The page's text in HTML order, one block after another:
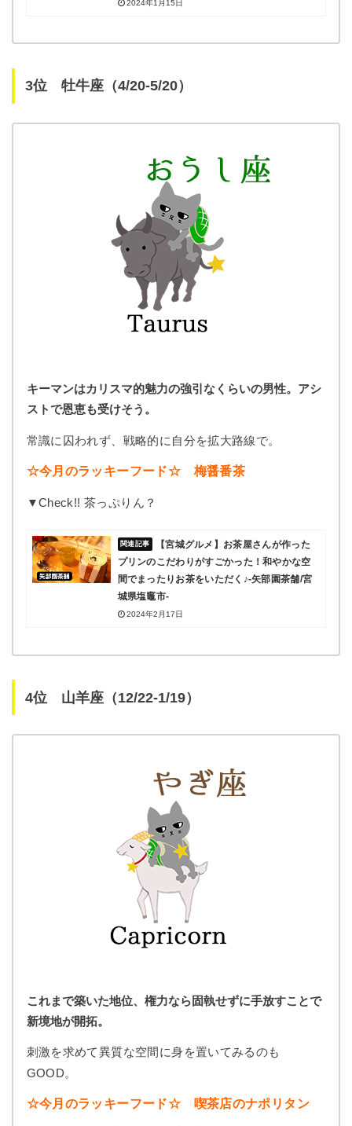
2024年1月15日
3位 牡牛座（4/20-5/20）
キーマンはカリスマ的魅力の強引なくらいの男性。アシ
ストで恩恵も受けそう。
常識に囚われず、戦略的に自分を拡大路線で。
☆今月のラッキーフード☆ 梅醤番茶
▼Check!! 茶っぷりん？
【宮城グルメ】お茶屋さんが作った
プリンのこだわりがすごかった！和やかな空
間でまったりお茶をいただく♪-矢部園茶舗/宮
城県塩竈市-
2024年2月17日
4位 山羊座（12/22-1/19）
これまで築いた地位、権力なら固執せずに手放すことで
新境地が開拓。
刺激を求めて異質な空間に身を置いてみるのも
GOOD。
☆今月のラッキーフード☆ 喫茶店のナポリタン